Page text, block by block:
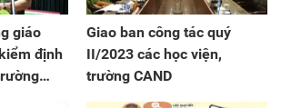
giáo
định
Giao ban công tác quý
II/2023 các học viện,
trường CAND